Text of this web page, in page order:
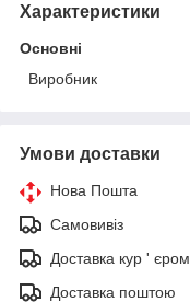
Характеристики
Основні
Виробник
Умови доставки
Нова Пошта
Самовивіз
Доставка кур ' єром
Доставка поштою